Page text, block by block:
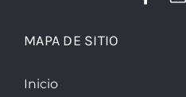
MAPA DE SITIO
Inicio